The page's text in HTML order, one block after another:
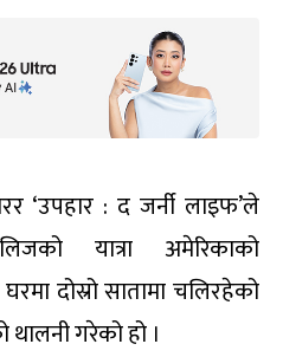
‘उपहार : द जर्नी लाइफ’ले
यात्रा अमेरिकाको
दोस्रो सातामा चलिरहेको
थालनी गरेको हो ।